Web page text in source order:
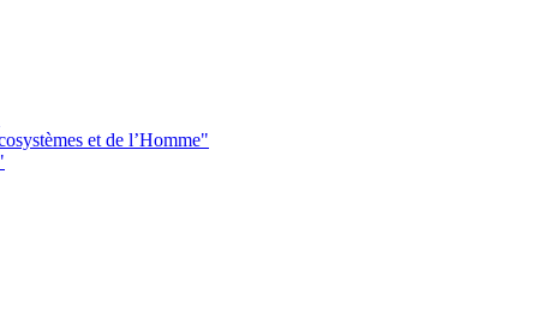
et de l’Homme"